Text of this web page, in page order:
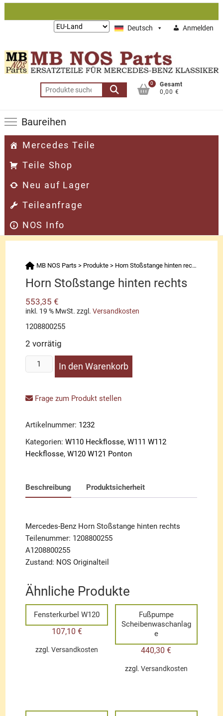
Zum
Deutsch Anmelden
Lieferung
Suchen
nach:
0
Gesamt
0,00 €
Baureihen
Mercedes Teile
Teile Shop
Neu auf Lager
Teileanfrage
NOS Info
MB NOS Parts > Produkte > Horn Stoßstange hinten rechts
Horn Stoßstange hinten rechts
553,35€
inkl. 19 % MwSt. zzgl.Versandkosten
1208800255
2 vorrätig
Horn
Stoßstange
rechts
In den Warenkorb
Frage zum Produkt stellen
Artikelnummer: 1232
Kategorien:W110 Heckflosse,W111 W112
Heckflosse,W120 W121 Ponton
Beschreibung Produktsicherheit
Mercedes-Benz Horn Stoßstange hinten rechts
Teilenummer: 1208800255
A1208800255
Zustand: NOS Originalteil
Ähnliche Produkte
Fensterkurbel W120
107,10 €
zzgl.Versandkosten
Fußpumpe
Scheibenwaschanlag
e
440,30€
zzgl. Versandkosten